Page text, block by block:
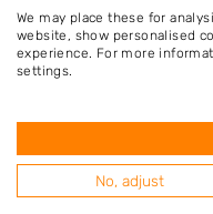
Plaatsen in de
Rheeze
Collendoorn
Stegeren
We may place these for
website, show personalised
experience. For more
settings.
No, adjust